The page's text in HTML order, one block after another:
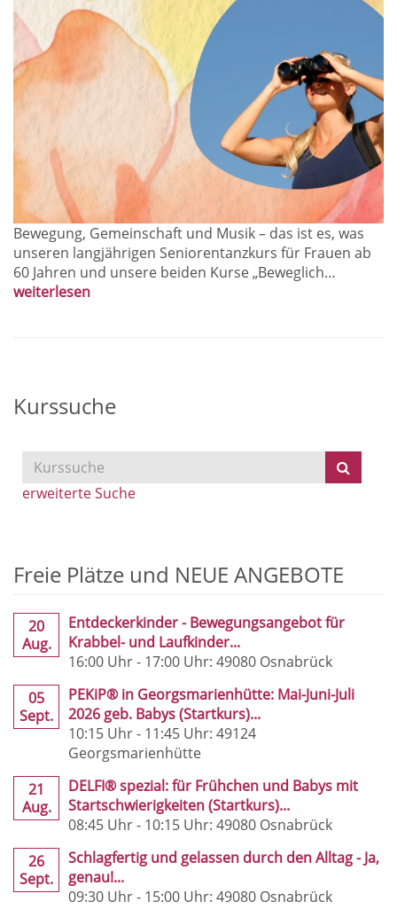
Bewegung, Gemeinschaft und Musik – das ist es, was
unseren langjährigen Seniorentanzkurs für Frauen ab
60 Jahren und unsere beiden Kurse „Beweglich…
weiterlesen
Kurssuche
Kurse
suchen
erweiterte Suche
Freie Plätze und NEUE ANGEBOTE
20
Aug.
Entdeckerkinder - Bewegungsangebot für
Krabbel- und Laufkinder...
16:00 Uhr - 17:00 Uhr: 49080 Osnabrück
05
Sept.
PEKiP® in Georgsmarienhütte: Mai-Juni-Juli
2026 geb. Babys (Startkurs)...
10:15 Uhr - 11:45 Uhr: 49124
Georgsmarienhütte
21
Aug.
DELFI® spezial: für Frühchen und Babys mit
Startschwierigkeiten (Startkurs)...
08:45 Uhr - 10:15 Uhr: 49080 Osnabrück
26
Sept.
Schlagfertig und gelassen durch den Alltag - Ja,
genau!...
09:30 Uhr - 15:00 Uhr: 49080 Osnabrück